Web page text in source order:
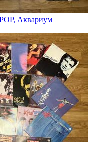
Аквариум